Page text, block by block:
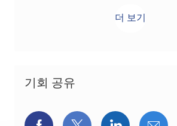
더 보기
기회 공유